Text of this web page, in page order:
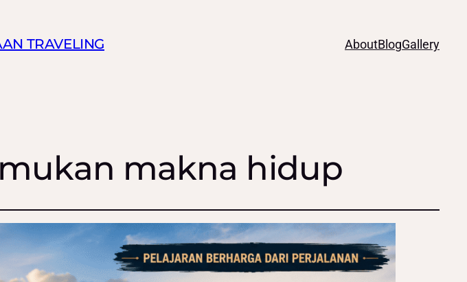
TRAVELING AboutBlogGallery
makna hidup